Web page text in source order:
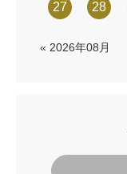
27 28
« 2026年08月